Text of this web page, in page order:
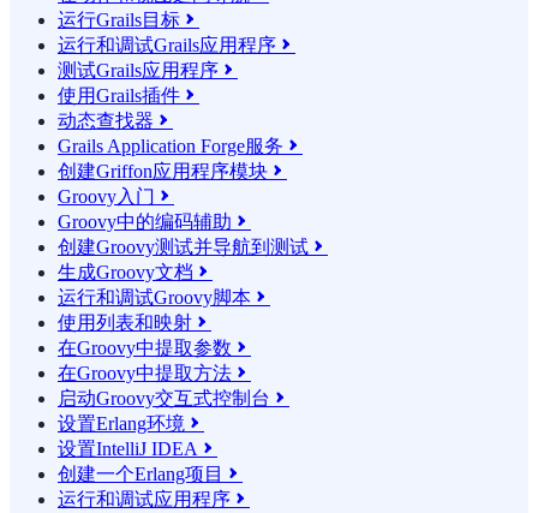
运行Grails目标 
运行和调试Grails应用程序 
测试Grails应用程序 
使用Grails插件 
动态查找器 
Grails Application Forge服务 
创建Griffon应用程序模块 
Groovy入门 
Groovy中的编码辅助 
创建Groovy测试并导航到测试 
生成Groovy文档 
运行和调试Groovy脚本 
使用列表和映射 
在Groovy中提取参数 
在Groovy中提取方法 
启动Groovy交互式控制台 
设置Erlang环境 
设置IntelliJ IDEA 
创建一个Erlang项目 
运行和调试应用程序 